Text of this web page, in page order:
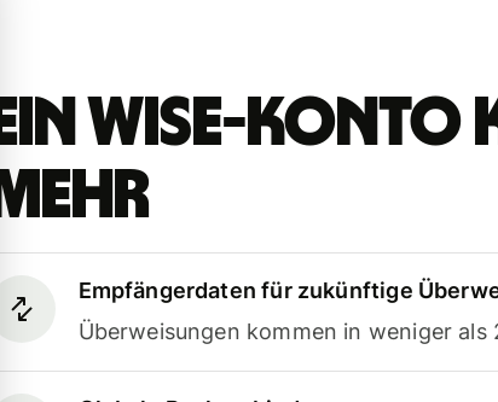
Ein Wise-Konto
mehr
Empfängerdaten für zukünftige
Überweisungen kommen in weniger als